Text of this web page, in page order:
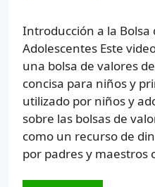
Introducción a la Bolsa
Adolescentes Este
una bolsa de valores
concisa para niños y
utilizado por niños y
sobre las bolsas de
como un recurso de
por padres y maestros